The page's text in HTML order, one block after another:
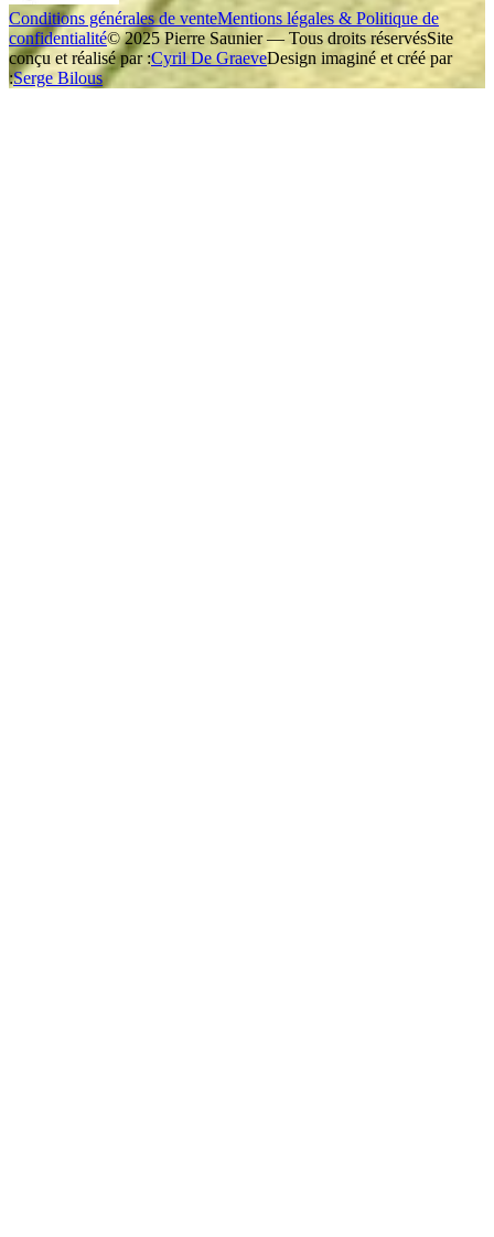
Conditions générales de venteMentions légales & Politique de
confidentialité© 2025 Pierre Saunier — Tous droits réservésSite
conçu et réalisé par :Cyril De GraeveDesign imaginé et créé par
:Serge Bilous